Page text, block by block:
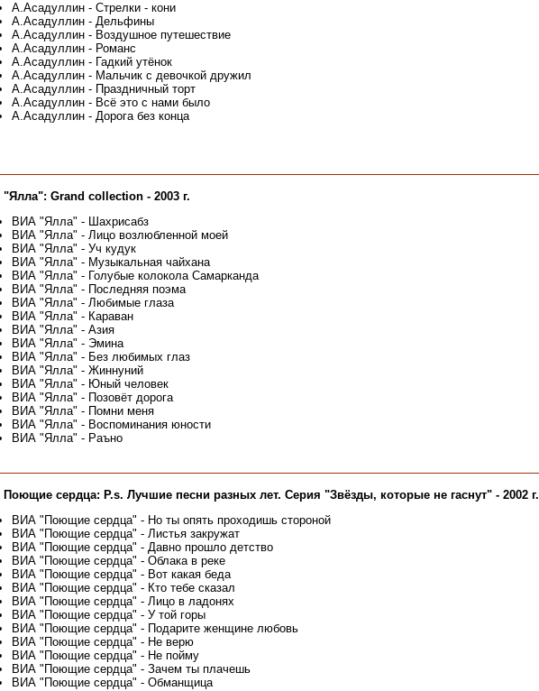
А.Асадуллин - Стрелки - кони
А.Асадуллин - Дельфины
А.Асадуллин - Воздушное путешествие
А.Асадуллин - Романс
А.Асадуллин - Гадкий утёнок
А.Асадуллин - Мальчик с девочкой дружил
А.Асадуллин - Праздничный торт
А.Асадуллин - Всё это с нами было
А.Асадуллин - Дорога без конца
Grand collection - 2003 г.
ВИА "Ялла" - Шахрисабз
ВИА "Ялла" - Лицо возлюбленной моей
ВИА "Ялла" - Уч кудук
ВИА "Ялла" - Музыкальная чайхана
ВИА "Ялла" - Голубые колокола Самарканда
ВИА "Ялла" - Последняя поэма
ВИА "Ялла" - Любимые глаза
ВИА "Ялла" - Караван
ВИА "Ялла" - Азия
ВИА "Ялла" - Эмина
ВИА "Ялла" - Без любимых глаз
ВИА "Ялла" - Жиннуний
ВИА "Ялла" - Юный человек
ВИА "Ялла" - Позовёт дорога
ВИА "Ялла" - Помни меня
ВИА "Ялла" - Воспоминания юности
ВИА "Ялла" - Раъно
сердца: P.s. Лучшие песни разных лет. Серия "Звёзды, которые не гаснут" - 2002 г.
ВИА "Поющие сердца" - Но ты опять проходишь стороной
ВИА "Поющие сердца" - Листья закружат
ВИА "Поющие сердца" - Давно прошло детство
ВИА "Поющие сердца" - Облака в реке
ВИА "Поющие сердца" - Вот какая беда
ВИА "Поющие сердца" - Кто тебе сказал
ВИА "Поющие сердца" - Лицо в ладонях
ВИА "Поющие сердца" - У той горы
ВИА "Поющие сердца" - Подарите женщине любовь
ВИА "Поющие сердца" - Не верю
ВИА "Поющие сердца" - Не пойму
ВИА "Поющие сердца" - Зачем ты плачешь
ВИА "Поющие сердца" - Обманщица